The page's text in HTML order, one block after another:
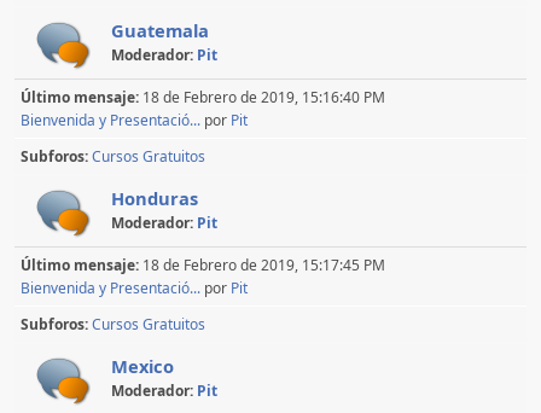
Guatemala
Moderador: Pit
Último mensaje: 18 de Febrero de 2019, 15:16:40 PM
Bienvenida y Presentació... por Pit
Subforos Cursos Gratuitos
Honduras
Moderador: Pit
Último mensaje: 18 de Febrero de 2019, 15:17:45 PM
Bienvenida y Presentació... por Pit
Subforos Cursos Gratuitos
Mexico
Moderador: Pit